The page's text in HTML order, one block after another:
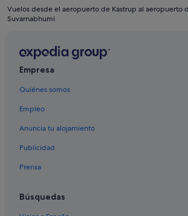
Bang Sao Thong hoteles
Bang Kaeo hoteles
Samut Prakan hoteles
Vuelos desde el aeropuerto de Kastrup al aeropuerto
Suvarnabhumi
Empresa
Quiénes somos
Empleo
Anuncia tu alojamiento
Publicidad
Prensa
Búsquedas